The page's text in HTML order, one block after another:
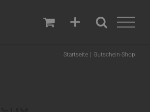
Startseite Gutschein-Shop